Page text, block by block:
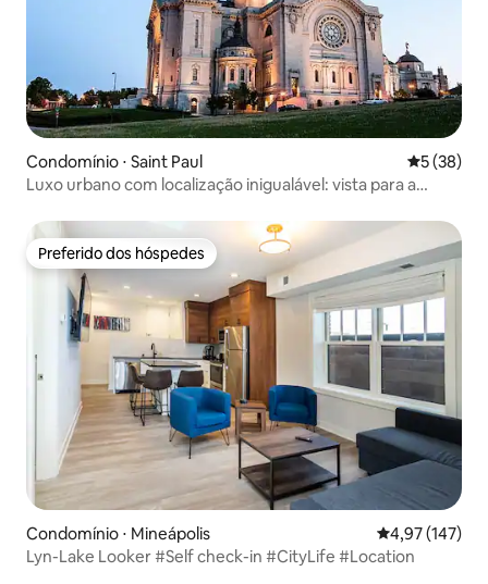
Condomínio ⋅ Saint Paul 5 de uma
5 (38)
Luxo urbano com localização inigualável: vista para a
Preferido dos hóspedes
Preferido dos hóspedes
Condomínio ⋅ Mineápolis 4,97 de uma
4,97 (147)
Lyn-Lake Looker #Self check-in #CityLife #Location